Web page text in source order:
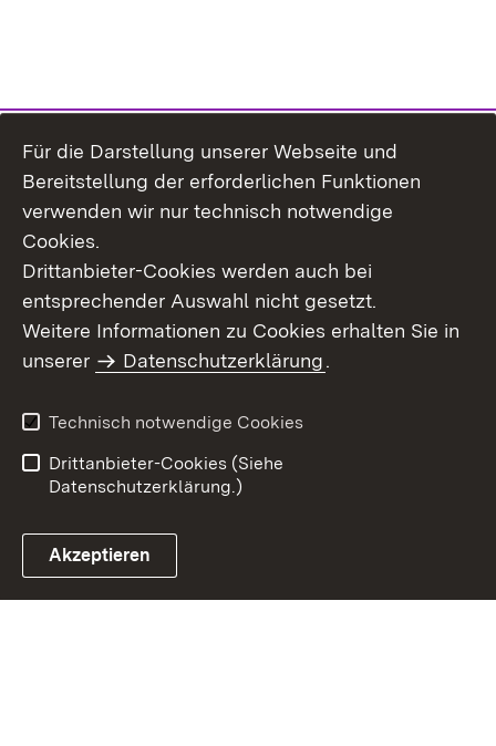
Benutzungshinweise
Erklärung zur
Für die Darstellung unserer Webseite und
Bereitstellung der erforderlichen Funktionen
verwenden wir nur technisch notwendige
Cookies.
Drittanbieter-Cookies werden auch bei
entsprechender Auswahl nicht gesetzt.
Weitere Informationen zu Cookies erhalten Sie in
unserer
Datenschutzerklärung.
Technisch notwendige Cookies
Drittanbieter-Cookies (Siehe
Datenschutzerklärung.)
Akzeptieren